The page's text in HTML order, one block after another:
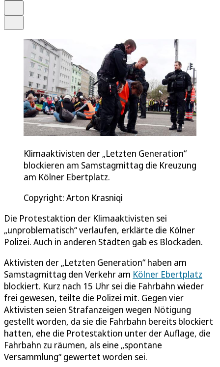
Klimaaktivisten der „Letzten Generation“
blockieren am Samstagmittag die Kreuzung
am Kölner Ebertplatz.
Copyright: Arton Krasniqi
Die Protestaktion der Klimaaktivisten sei
„unproblematisch“ verlaufen, erklärte die Kölner
Polizei. Auch in anderen Städten gab es Blockaden.
Aktivisten der „Letzten Generation“ haben am
Samstagmittag den Verkehr am Kölner Ebertplatz
blockiert. Kurz nach 15 Uhr sei die Fahrbahn wieder
frei gewesen, teilte die Polizei mit. Gegen vier
Aktivisten seien Strafanzeigen wegen Nötigung
gestellt worden, da sie die Fahrbahn bereits blockiert
hatten, ehe die Protestaktion unter der Auflage, die
Fahrbahn zu räumen, als eine „spontane
Versammlung“ gewertet worden sei.